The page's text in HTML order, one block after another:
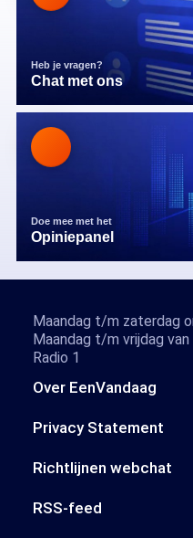
Heb je vragen?
Chat met ons
Doe mee met het
Opiniepanel
Over EenVandaag
Privacy Statement
Richtlijnen webchat
RSS-feed
Maandag t/m zaterdag
Maandag t/m vrijdag
Radio 1